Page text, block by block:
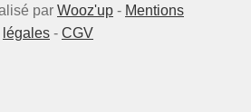
par Wooz'up - Mentions
légales - CGV